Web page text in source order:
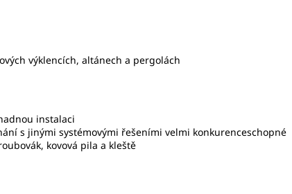
výklencích, altánech a pergolách
instalaci
s jinými systémovými řešeními velmi konkurenceschopné
kovová pila a kleště